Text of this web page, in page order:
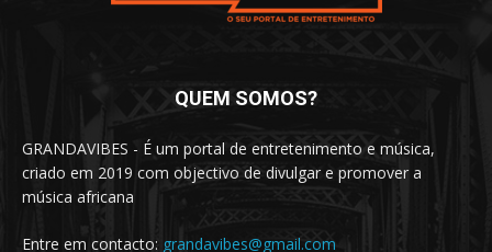
QUEM SOMOS?
GRANDAVIBES - É um portal de entretenimento e música,
criado em 2019 com objectivo de divulgar e promover a
música africana
Entre em contacto: grandavibes@gmail.com